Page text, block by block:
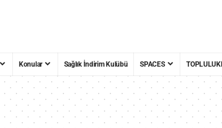
Konular Sağlık İndirim Kulübü SPACES